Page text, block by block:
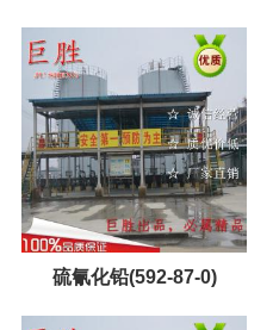
硫氰化铅(592-87-0)